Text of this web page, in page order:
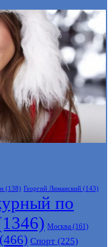
(138) Георгий Лиманский (143)
по
Москва (161)
(466) Спорт (225)